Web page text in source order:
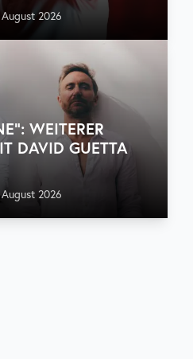
2026
WEITERER
DAVID GUETTA
2026